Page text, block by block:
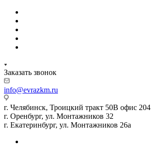
Заказать звонок
info@evrazkm.ru
г. Челябинск, Троицкий тракт 50В офис 204
г. Оренбург, ул. Монтажников 32
г. Екатеринбург, ул. Монтажников 26а